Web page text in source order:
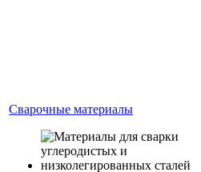
Сварочные материалы